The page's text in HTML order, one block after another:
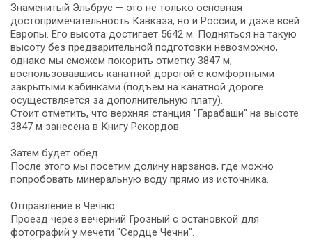
Знаменитый Эльбрус — это не только основная
достопримечательность Кавказа, но и России, и даже всей
Европы. Его высота достигает 5642 м. Подняться на такую
высоту без предварительной подготовки невозможно,
однако мы сможем покорить отметку 3847 м,
воспользовавшись канатной дорогой с комфортными
закрытыми кабинками (подъем на канатной дороге
осуществляется за дополнительную плату).
Стоит отметить, что верхняя станция "Гарабаши" на высоте
3847 м занесена в Книгу Рекордов.
Затем будет обед.
После этого мы посетим долину нарзанов, где можно
попробовать минеральную воду прямо из источника.
Отправление в Чечню.
Проезд через вечерний Грозный с остановкой для
фотографий у мечети "Сердце Чечни".